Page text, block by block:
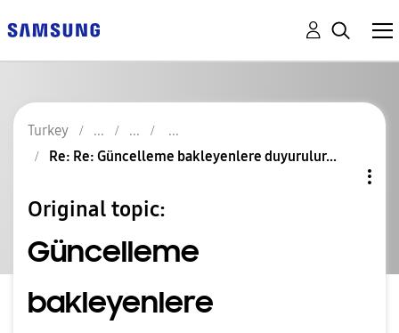
Turkey
Re: Re: Güncelleme bakleyenlere duyurulur...
Original topic:
Güncelleme
bakleyenlere